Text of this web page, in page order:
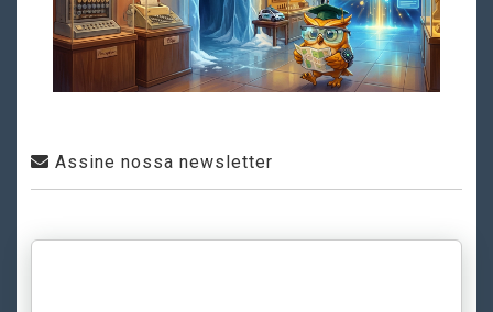
Assine nossa newsletter